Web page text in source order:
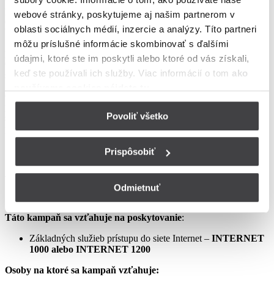
webové stránky, poskytujeme aj našim partnerom v
oblasti sociálnych médií, inzercie a analýzy. Títo partneri
môžu príslušné informácie skombinovať s ďalšími
údajmi, ktoré ste im poskytli alebo ktoré od vás získali,
keď ste používali ich služby. Viac informácií o tom ako
Povoliť všetko
Prispôsobiť
Odmietnuť
podmienkach neupravené sa riadia Zmluvou o poskytovaní verejne
dostupných služieb, vrátane všetkých jej súčastí, t.j. najmä
Všeobecných obchodných
podmienok na poskytovanie verejne dostupných služieb,
Osobitných podmienok, Tarify UPC Internet a Tarify jednorazových
služieb a iných platieb.
sú uvedené vrátane DPH podľa aktuálne platných právnych
predpisov.
Aprílový Crazy Week – Internet samostatne – LIS
Táto kampaň sa vzťahuje na poskytovanie:
Základných služieb prístupu do siete Internet – INTERNET
1000 alebo INTERNET 1200
Osoby na ktoré sa kampaň vzťahuje: